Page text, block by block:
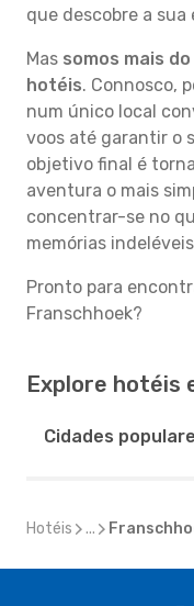
que descobre a
Mas somos mais
hotéis. Connosco,
num único local
voos até garantir o
objetivo final é
aventura o mais
concentrar-se no
memórias
Pronto para
Franschhoek?
Explore hotéis
Cidades
Hotéis ...